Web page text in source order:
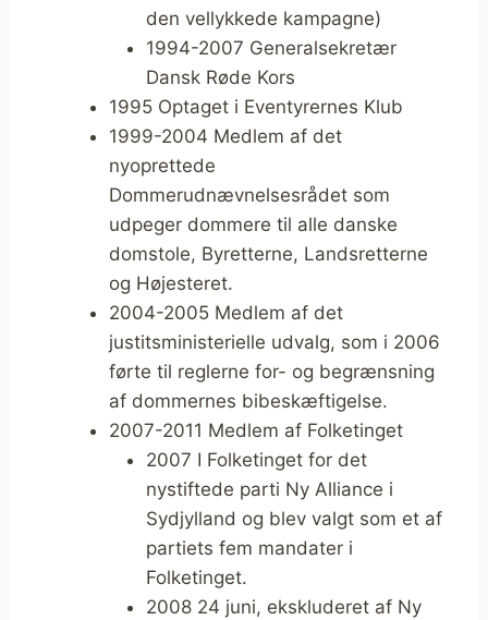
den vellykkede kampagne)
1994-2007 Generalsekretær
Dansk Røde Kors
1995 Optaget i Eventyrernes Klub
1999-2004 Medlem af det
nyoprettede
Dommerudnævnelsesrådet som
udpeger dommere til alle danske
domstole, Byretterne, Landsretterne
og Højesteret.
2004-2005 Medlem af det
justitsministerielle udvalg, som i 2006
førte til reglerne for- og begrænsning
af dommernes bibeskæftigelse.
2007-2011 Medlem af Folketinget
2007 I Folketinget for det
nystiftede parti Ny Alliance i
Sydjylland og blev valgt som et af
partiets fem mandater i
Folketinget.
2008 24 juni, ekskluderet af Ny